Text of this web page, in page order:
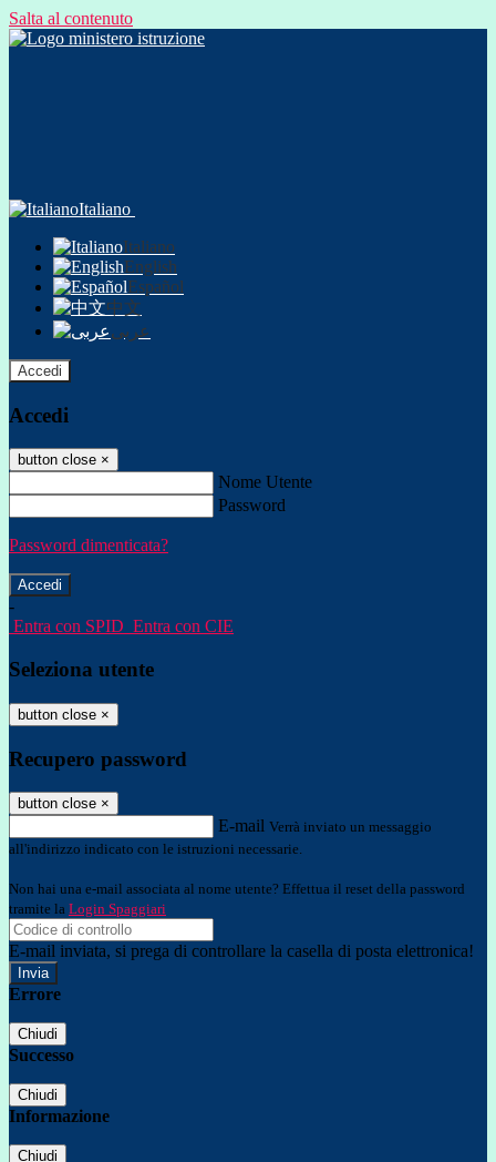
Salta al contenuto
Italiano
Italiano
English
Español
中文
عربى
Accedi
Accedi
button close ×
Nome Utente
Password
Password dimenticata?
-
Entra con SPID Entra con CIE
Seleziona utente
button close ×
Recupero password
button close ×
E-mail Verrà inviato un messaggio
all'indirizzo indicato con le istruzioni necessarie.
Non hai una e-mail associata al nome utente? Effettua il reset della password
tramite la Login Spaggiari
E-mail inviata, si prega di controllare la casella di posta elettronica!
Errore
Chiudi
Successo
Chiudi
Informazione
Chiudi